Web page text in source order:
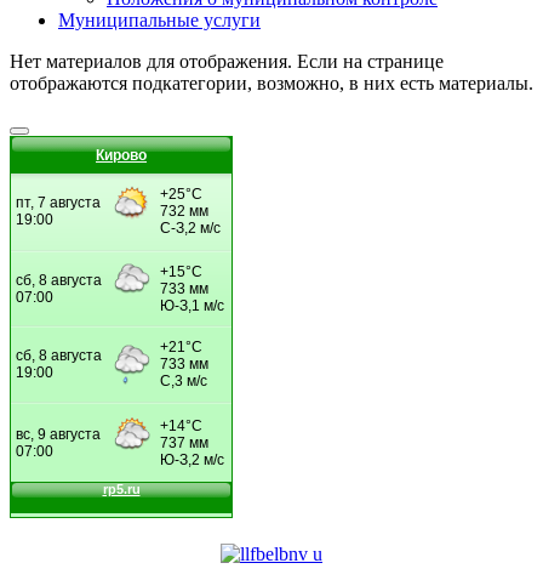
Муниципальные услуги
Нет материалов для отображения. Если на странице
отображаются подкатегории, возможно, в них есть материалы.
Кирово